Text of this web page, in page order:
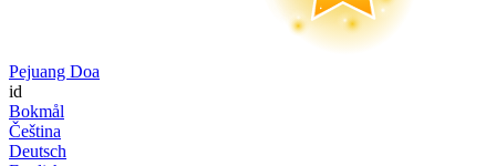
Pejuang Doa
id
Bokmål
Čeština
Deutsch